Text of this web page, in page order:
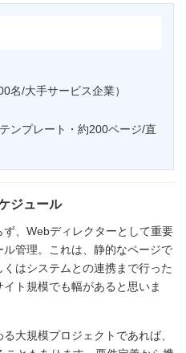
名/大手サービス企業）
ンプレート・約200ページ/直
ジュール
、Webディレクターとして重要
管理。これは、静的なページで
はシステムとの連携まで行った
ト規模でも幅があると思いま
大規模プロジェクトであれば、